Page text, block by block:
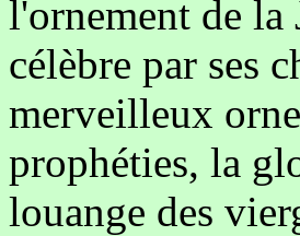
l'ornement de
célèbre par ses
merveilleux
prophéties, la
louange des